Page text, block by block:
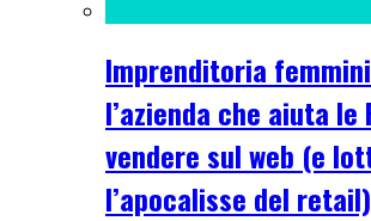
Imprenditoria
l’azienda che aiuta le
vendere sul web (e
l’apocalisse del retail)